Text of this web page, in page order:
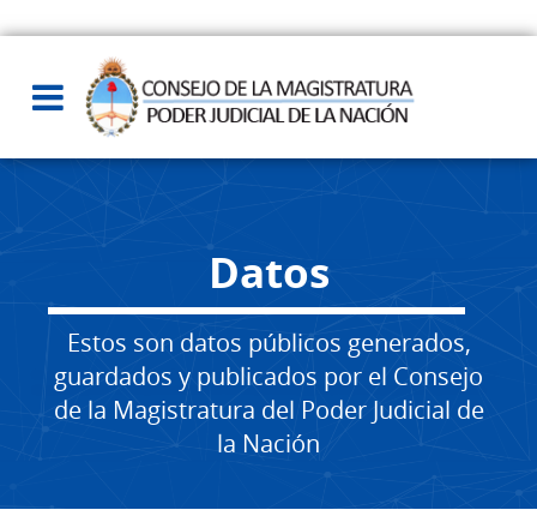
Datos
Estos son datos públicos generados,
guardados y publicados por el Consejo
de la Magistratura del Poder Judicial de
la Nación